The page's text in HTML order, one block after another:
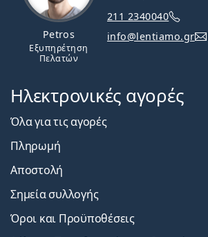
Petros
Εξυπηρέτηση
Πελατών
211 2340040
info@lentiamo.gr
Ηλεκτρονικές αγορές
Όλα για τις αγορές
Πληρωμή
Αποστολή
Σημεία συλλογής
Όροι και Προϋποθέσεις